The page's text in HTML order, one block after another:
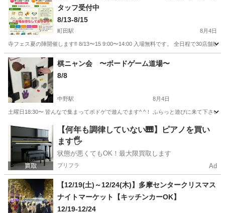
タッフ受付中
8/13-8/15
町田駅 8月4日
寺フェス夏の陣開催します‼️ 8/13〜15 9:00〜14:00 入場無料です。 全日程で30店舗
東京 町田市 地域/お祭り ボランティアスタッフ
棋ニャン会 〜ボードゲーム道場〜
8/8
中野駅 8月4日
土曜日18:30〜 皆んなで集まってボドゲで遊んでます^ ^！ ふらっと遊びに来て下さ
東京 中野区 中野駅 地域/お祭り ボドゲ
【何年も調律していない🎹】ピアノを買い
ます🖐️
状態が悪くてもOK！最大限買取します
プリフラ Ad
【12/19(土)～12/24(木)】多摩センタークリスマス
ナイトマーケット【キッチンカーOK】
12/19-12/24